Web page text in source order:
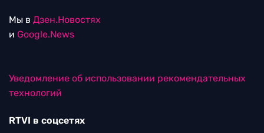
Мы в Дзен.Новостях
и Google.News
Уведомление об использовании рекомендательных
технологий
RTVI в соцсетях